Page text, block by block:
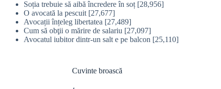
Soția trebuie să aibă încredere în soț [28,956]
O avocată la pescuit [27,677]
Avocații înțeleg libertatea [27,489]
Cum să obţii o mărire de salariu [27,097]
Avocatul iubitor dintr-un salt e pe balcon [25,110]
Cuvinte broască